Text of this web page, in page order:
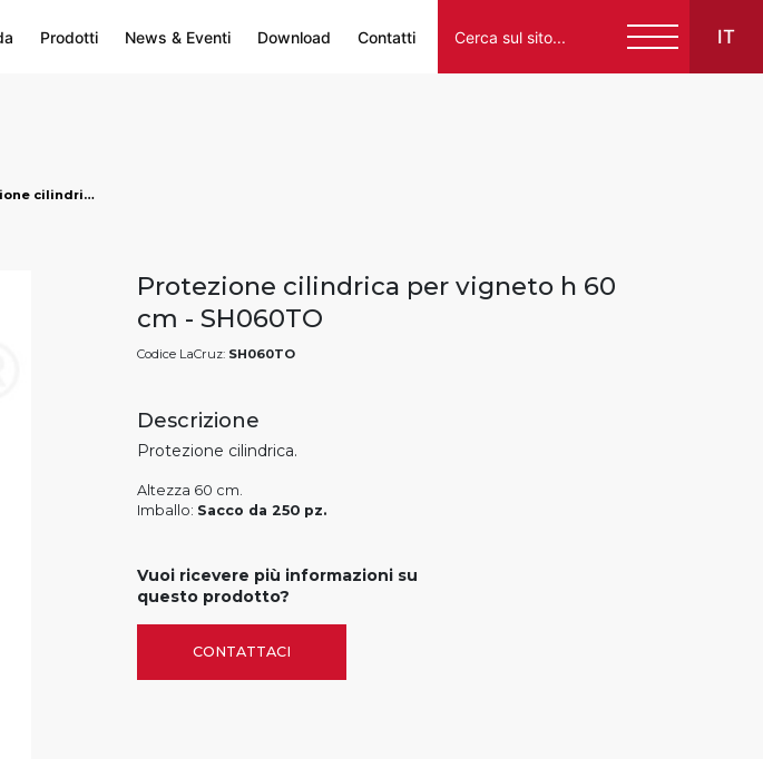
Prodotti News & Eventi Download Contatti IT
SH060TO - Protezione cilindrica per vigneto h 60 cm, markets: []string{"A", "B", "HU"}
Protezione cilindrica per vigneto h 60
cm - SH060TO
Codice LaCruz: SH060TO
Descrizione
Protezione cilindrica.
Altezza 60 cm.
Imballo: Sacco da 250 pz.
Vuoi ricevere più informazioni su
questo prodotto?
CONTATTACI